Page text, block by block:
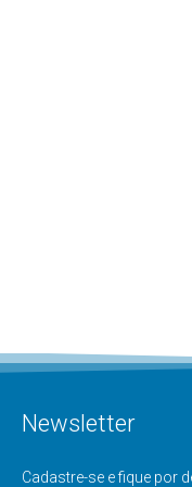
Newsletter
Cadastre-se e fique por